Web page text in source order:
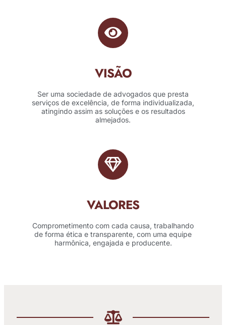
VISÃO
Ser uma sociedade de advogados que presta
serviços de excelência, de forma individualizada,
atingindo assim as soluções e os resultados
almejados.
VALORES
Comprometimento com cada causa, trabalhando
de forma ética e transparente, com uma equipe
harmônica, engajada e producente.